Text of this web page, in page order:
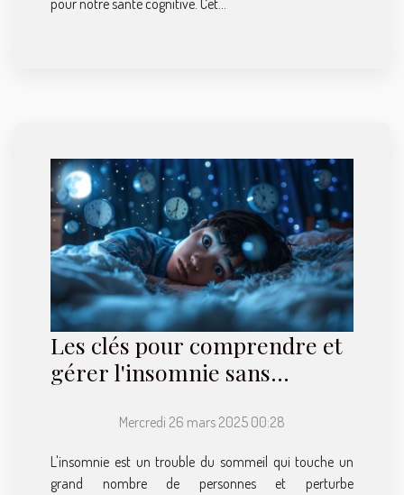
pour notre santé cognitive. Cet...
Les clés pour comprendre et
gérer l'insomnie sans
Mercredi 26 mars 2025 00:28
L'insomnie est un trouble du sommeil qui touche un
grand nombre de personnes et perturbe